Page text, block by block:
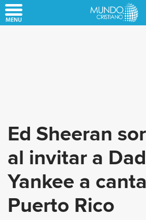
to
Ed Sheeran
al invitar a
Yankee a
Puerto Rico